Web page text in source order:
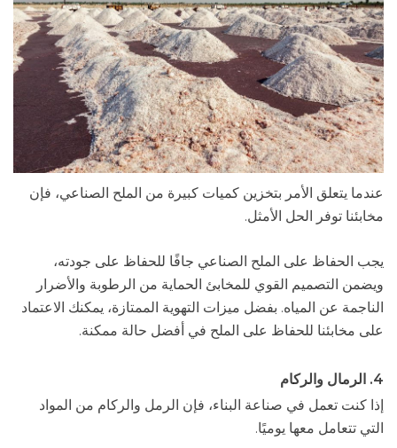
عندما يتعلق الأمر بتخزين كميات كبيرة من الملح الصناعي، فإن
مخابئنا توفر الحل الأمثل.
يجب الحفاظ على الملح الصناعي جافًا للحفاظ على جودته،
ويضمن التصميم القوي للمخابئ الحماية من الرطوبة والأضرار
الناجمة عن المياه. بفضل ميزات التهوية الممتازة، يمكنك الاعتماد
على مخابئنا للحفاظ على الملح في أفضل حالة ممكنة.
4. الرمال والركام
إذا كنت تعمل في صناعة البناء، فإن الرمل والركام من المواد
التي تتعامل معها يوميًا.